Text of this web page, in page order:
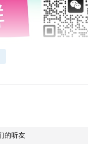
命缩力状态，
及如何改变这种低能量
的听友